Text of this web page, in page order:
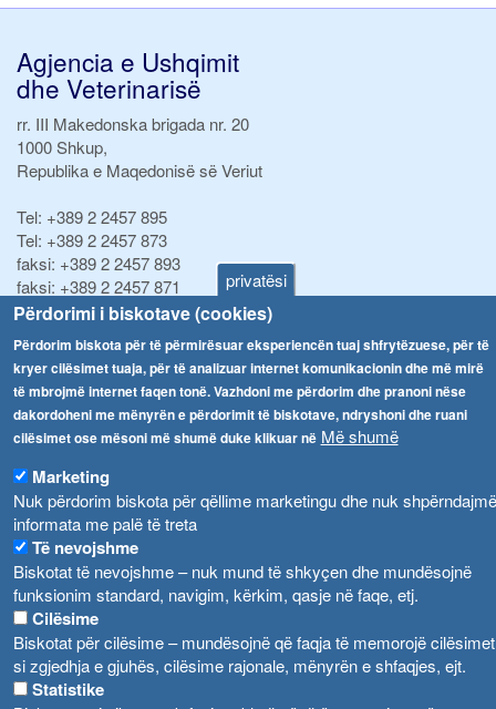
privatësi
Përdorimi i biskotave (cookies)
Përdorim biskota për të përmirësuar eksperiencën tuaj shfrytëzuese, për të
kryer cilësimet tuaja, për të analizuar internet komunikacionin dhe më mirë
të mbrojmë internet faqen tonë. Vazhdoni me përdorim dhe pranoni nëse
dakordoheni me mënyrën e përdorimit të biskotave, ndryshoni dhe ruani
cilësimet ose mësoni më shumë duke klikuar në Më shumë
Marketing
Nuk përdorim biskota për qëllime marketingu dhe nuk shpërndajmë
informata me palë të treta
Të nevojshme
Biskotat të nevojshme – nuk mund të shkyçen dhe mundësojnë
funksionim standard, navigim, kërkim, qasje në faqe, etj.
Cilësime
Biskotat për cilësime – mundësojnë që faqja të memorojë cilësimet
si zgjedhja e gjuhës, cilësime rajonale, mënyrën e shfaqjes, ejt.
Statistike
Agjencia e Ushqimit
dhe Veterinarisë
rr. III Makedonska brigada nr. 20
1000 Shkup,
Republika e Maqedonisë së Veriut
Tel: +389 2 2457 895
Tel: +389 2 2457 873
faksi: +389 2 2457 893
faksi: +389 2 2457 871
info@fva.gov.mk
Njoftime
Република Бугарија ги засили официјалните контроли при увоз на свежо овошје и зеленчук
Високите температури ризик од труење со храна, опасни се и за животните
Водата во Гостивар може да се користи како техничка, продолжува испораката на флаширана вода
Во Гостивар спроведени 70 вонредни контроли
Забраната за водата во Гостивар останува на сила, операторите да користат само технички безбедна вода
Navigimi
Arkivi
Regjistrat
Ndalesa
Shpalljet